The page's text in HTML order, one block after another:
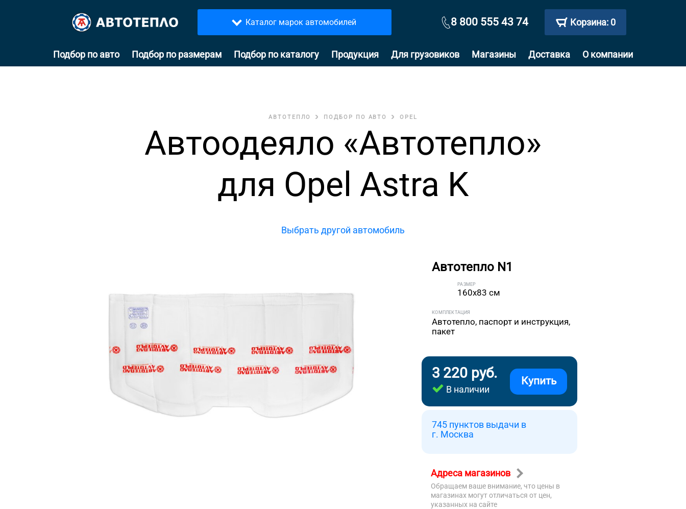
Каталог марок автомобилей 8 800 555 43 74 Корзина: 0
Подбор по авто Подбор по размерам Подбор по каталогу Продукция Для грузовиков Магазины Доставка О компании
АВТОТЕПЛО ПОДБОР ПО АВТО OPEL
Автоодеяло «Автотепло»
для Opel Astra K
Выбрать другой автомобиль
Автотепло N1
РАЗМЕР
160x83 см
КОМПЛЕКТАЦИЯ
Автотепло, паспорт и инструкция,
пакет
3 220 руб.
В наличии
Купить
745 пунктов выдачи в
г. Москва
Адреса магазинов
Обращаем ваше внимание, что цены в
магазинах могут отличаться от цен,
указанных на сайте